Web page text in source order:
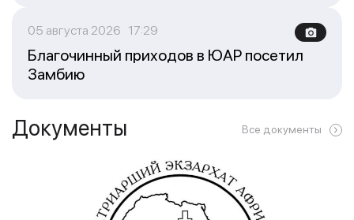
05 августа 2026 17:29
Благочинный приходов в ЮАР посетил
Замбию
Документы Все документы